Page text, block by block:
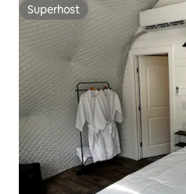
Superhost
Superhost